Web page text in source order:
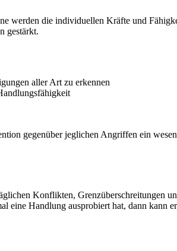
werden die individuellen Kräfte und
gestärkt.
aller Art zu erkennen
gegenüber jeglichen Angriffen ein
Konflikten, Grenzüberschreitungen
eine Handlung ausprobiert hat, dann kann